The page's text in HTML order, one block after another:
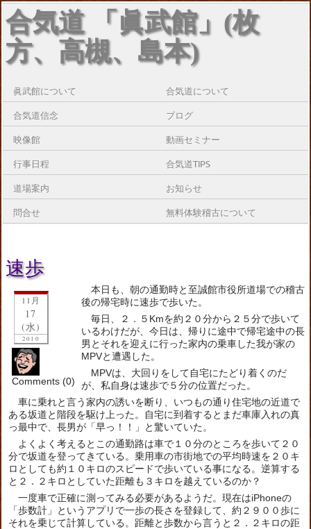
合気道 「眞武館」(枚
方、高槻、島本)
眞武館について 合気道について
合気道信念 ブログ
映像館 動画セミナー
行事日程 合気道TIPS
道場案内 お知らせ
問合せ 無料体験稽古について
速歩
11月
17
(水)
2010
Comments (0)
本日も、朝の通勤時と至誠館市役所道場での稽古
後の帰宅時に速歩で歩いた。
毎日、２．５Kmを約２０分から２５分で歩いて
いるわけだが、今日は、帰りに途中で帰宅途中の長
男とそれを迎えに行った家内の乗車した我が家の
MPVと遭遇した。
MPVは、大回りをして自宅にたどり着くのだ
が、私自身は速歩で５分の位置だった。
車に乗れと言う家内の誘いを断り、いつもの通り住宅地の近道で
ある坂道と階段を駆け上った。自宅に到着するとまだ車庫入れの真
っ最中で、長男が「早っ！！」と驚いていた。
よくよく考えるとこの通勤路は車で１０分のところを歩いて２０
分で坂道を登ってきている。乗用車の市街地での平均時速を２０キ
ロとしても約１０キロのスピードで歩いている事になる。逆算する
と２．２キロとしていた距離も３キロを越えているのか？
一度車で正確に測ってみる必要があるようだ。現在はiPhoneの
「歩数計」というアプリで一歩の長さを登録して、約２９００歩に
それを乗じて計算している。距離と歩数から言うと２．２キロの距